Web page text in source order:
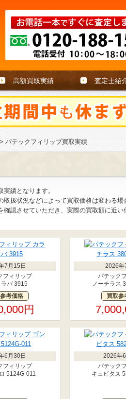
高額買取実績 査定士紹
> パテックフィリップ買取実績
績となります。
扱状況などによって買取価格は変わる場
認させていただき、実際の買取額に近
7月15日
フィリップ
バ 3915
考価格
円
2026年
パテック
ノーチラス
買取参
6月30日
フィリップ
5124G-011
2026年
パテック
キュビタス